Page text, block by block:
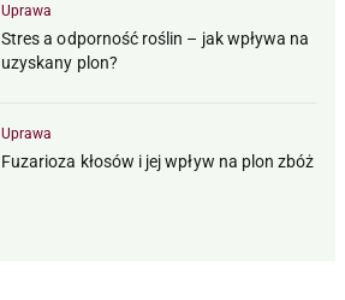
Uprawa
Stres a odporność roślin – jak wpływa na
uzyskany plon?
Uprawa
Fuzarioza kłosów i jej wpływ na plon zbóż